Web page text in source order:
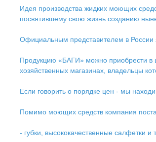
Идея производства жидких моющих
посвятившему свою жизнь созданию
Официальным представителем в
Продукцию «БАГИ» можно приобрести в
хозяйственных магазинах, владельцы
Если говорить о порядке цен - мы
Помимо моющих средств компания
- губки, высококачественные салфетки и